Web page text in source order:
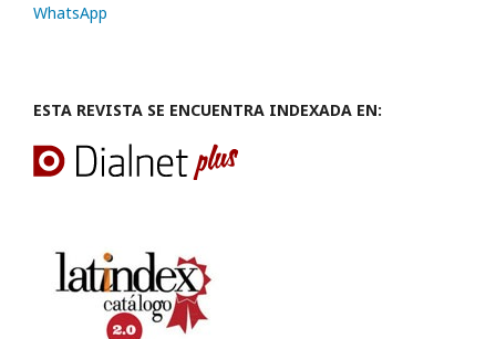
WhatsApp
ESTA REVISTA SE ENCUENTRA INDEXADA EN: